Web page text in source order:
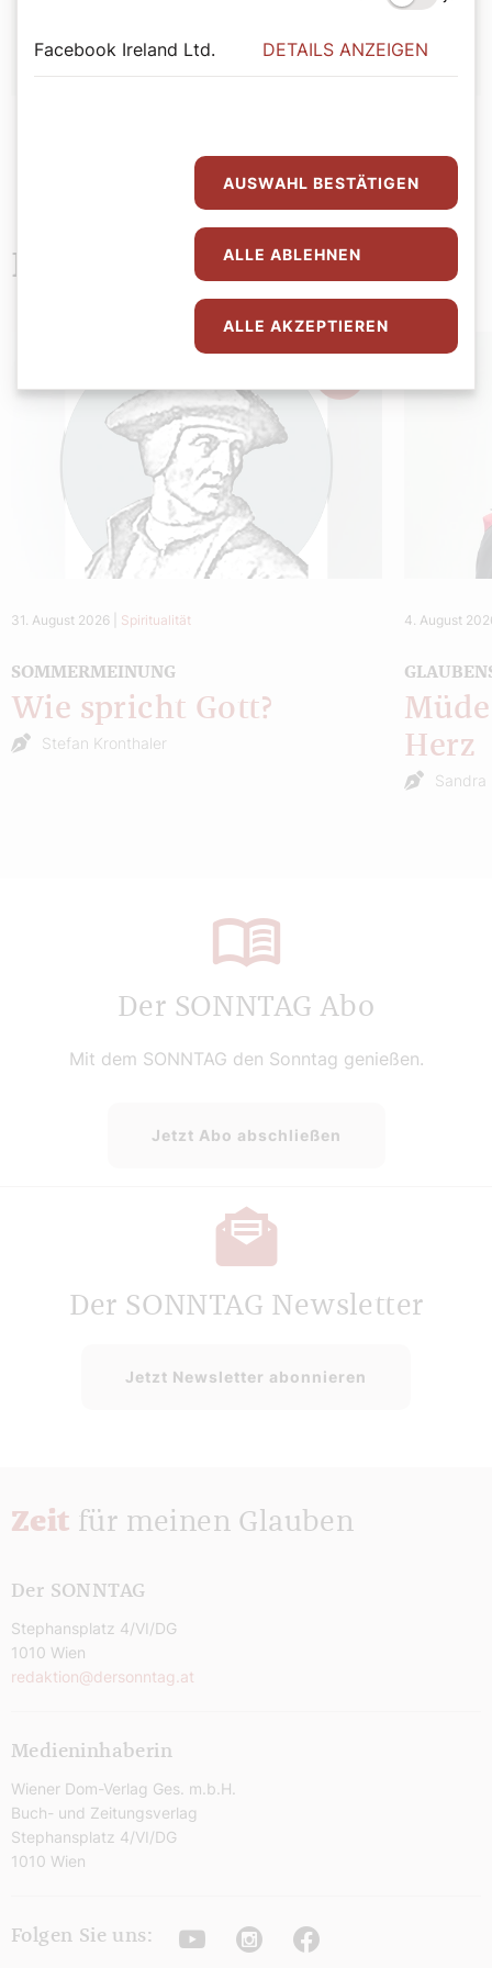
Neueste Beiträge
31. August 2026 Spiritualität
SOMMERMEINUNG
Wie spricht Gott?
Stefan Kronthaler
4. August
Herz
Sandra
Der SONNTAG Abo
Mit dem SONNTAG den Sonntag genießen.
Jetzt Abo abschließen
Der SONNTAG Newsletter
Jetzt Newsletter abonnieren
Zeit für meinen Glauben
Der SONNTAG
Stephansplatz 4/VI/DG
1010 Wien
redaktion@dersonntag.at
Medieninhaberin
Wiener Dom-Verlag Ges. m.b.H.
Buch- und Zeitungsverlag
Stephansplatz 4/VI/DG
1010 Wien
Folgen Sie uns: YoutubeInstagramFacebook
Facebook Ireland Ltd. DETAILS ANZEIGEN
AUSWAHL BESTÄTIGEN
ALLE ABLEHNEN
ALLE AKZEPTIEREN